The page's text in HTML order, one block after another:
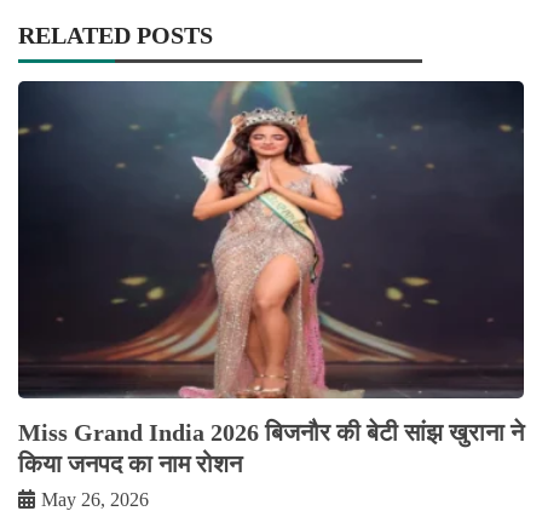
RELATED POSTS
Miss Grand India 2026 बिजनौर की बेटी सांझ खुराना ने
किया जनपद का नाम रोशन
May 26, 2026